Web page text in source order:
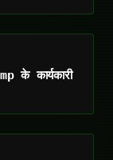
के कार्यकारी